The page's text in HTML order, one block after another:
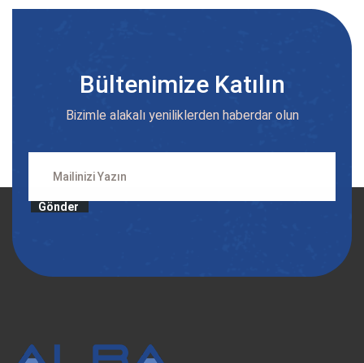
Bültenimize Katılın
Bizimle alakalı yeniliklerden haberdar olun
Gönder